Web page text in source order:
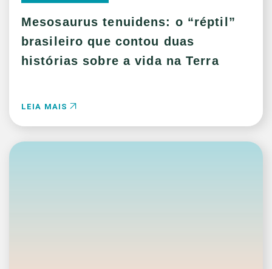
Mesosaurus tenuidens: o “réptil”
brasileiro que contou duas
histórias sobre a vida na Terra
LEIA MAIS